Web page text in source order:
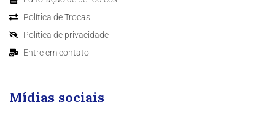
Política de Trocas
Política de privacidade
Entre em contato
Mídias sociais